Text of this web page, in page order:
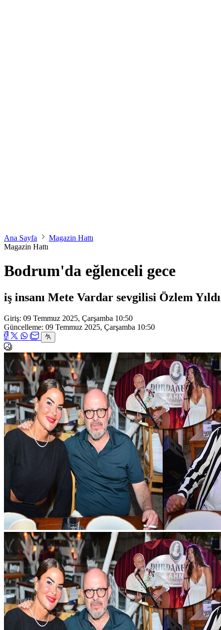
Ana Sayfa
Magazin Hattı
Magazin Hattı
Bodrum'da eğlenceli gece
iş insanı Mete Vardar sevgilisi Özlem
Giriş: 09 Temmuz 2025, Çarşamba 10:50
Güncelleme: 09 Temmuz 2025, Çarşamba 10:50